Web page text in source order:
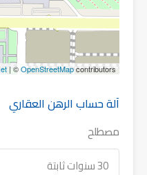
| ©OpenStreetMapcontributors
آلة حساب الرهن العقاري
مصطلح
30 سنوات ثابتة